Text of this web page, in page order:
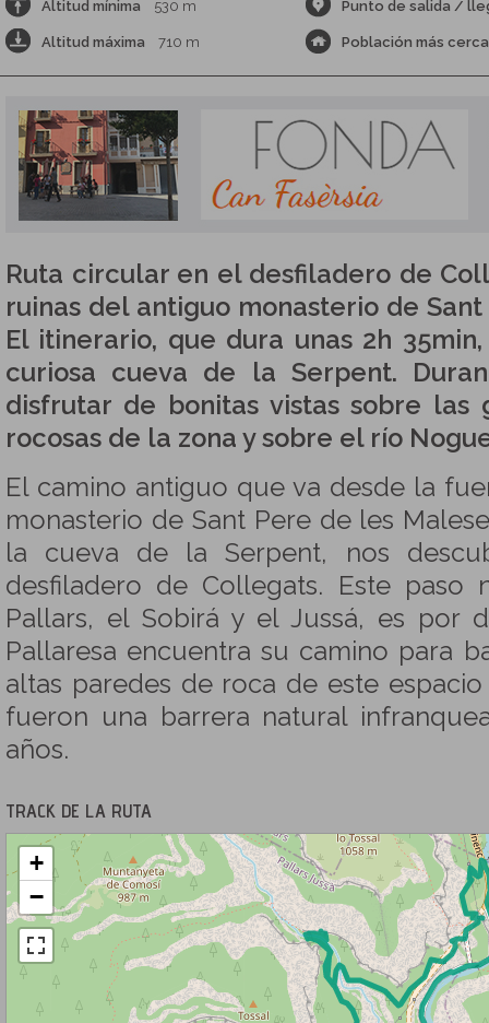
Altitud mínima 530 m Punto de salida /
Altitud máxima 710 m Población más
Ruta circular en el desfiladero de
ruinas del antiguo monasterio de
El itinerario, que dura unas 2h
curiosa cueva de la Serpent.
disfrutar de bonitas vistas sobre las
rocosas de la zona y sobre el río
El camino antiguo que va desde la
monasterio de Sant Pere de les
la cueva de la Serpent, nos
desfiladero de Collegats. Este paso
Pallars, el Sobirá y el Jussá, es por
Pallaresa encuentra su camino para
altas paredes de roca de este
fueron una barrera natural
años.
TRACK DE LA RUTA
+
−